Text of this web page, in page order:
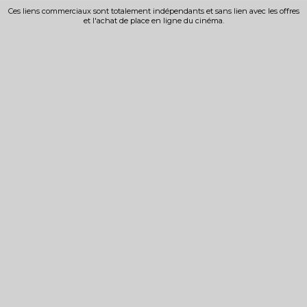
Ces liens commerciaux sont totalement indépendants et sans lien avec les offres
et l'achat de place en ligne du cinéma.